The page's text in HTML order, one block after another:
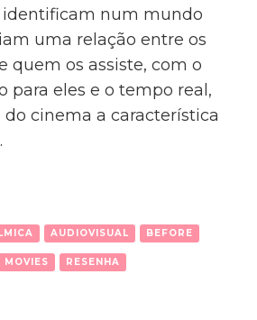
identificam num mundo
uma relação entre os
quem os assiste, com o
para eles e o tempo real,
cinema a característica
AUDIOVISUAL BEFORE
MOVIES RESENHA